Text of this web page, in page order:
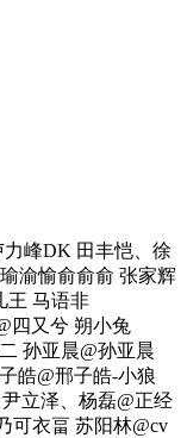
峰DK 田丰恺、徐
渝愉俞俞俞 张家辉
王 马语非
四又兮 朔小兔
孙亚晨@孙亚晨
皓@邢子皓-小狼
立泽、杨磊@正经
可衣畐 苏阳林@cv